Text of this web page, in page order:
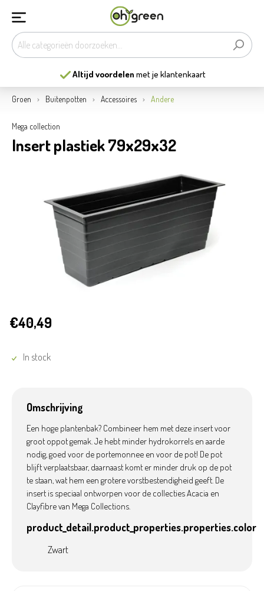
Altijd voordelen met je klantenkaart
Groen Buitenpotten Accessoires Andere
Mega collection
Insert plastiek 79x29x32
€40,49
In stock
Omschrijving
Een hoge plantenbak? Combineer hem met deze insert voor
groot oppot gemak. Je hebt minder hydrokorrels en aarde
nodig, goed voor de portemonnee en voor de pot! De pot
blijft verplaatsbaar, daarnaast komt er minder druk op de pot
te staan, wat hem een grotere vorstbestendigheid geeft. De
insert is speciaal ontworpen voor de collecties Acacia en
Clayfibre van Mega Collections.
product_detail.product_properties.properties.color
Zwart